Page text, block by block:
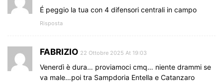
É peggio la tua con 4 difensori centrali in campo
Risposta
FABRIZIO 22 Ottobre 2025 At 19:03
Venerdì è dura… proviamoci cmq… niente drammi se
va male…poi tra Sampdoria Entella e Catanzaro